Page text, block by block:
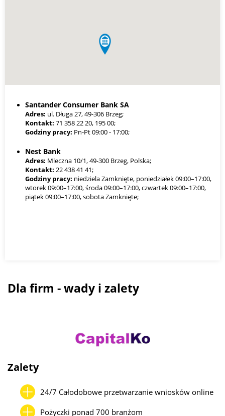
Warto jednak pamiętać, że im wyższa kwota, tym większe
wymagania dotyczące dokumentów (np. KPiR, deklaracje VAT,
oprocentowanie wyższe.
Santander Consumer Bank SA
Adres: ul. Długa 27, 49-306 Brzeg;
Kontakt: 71 358 22 20, 195 00;
Godziny pracy: Pn-Pt 09:00 - 17:00;
Nest Bank
Adres: Mleczna 10/1, 49-300 Brzeg, Polska;
Kontakt: 22 438 41 41;
Godziny pracy: niedziela Zamknięte, poniedziałek 09:00–17:00,
wtorek 09:00–17:00, środa 09:00–17:00, czwartek 09:00–17:00,
piątek 09:00–17:00, sobota Zamknięte;
Dla firm - wady i zalety
Zalety
24/7 Całodobowe przetwarzanie wniosków online
Pożyczki ponad 700 branżom